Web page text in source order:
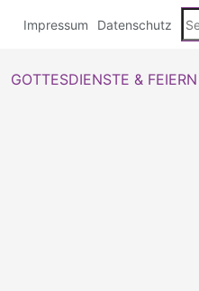
Impressum Datenschutz
GOTTESDIENSTE & FEIERN